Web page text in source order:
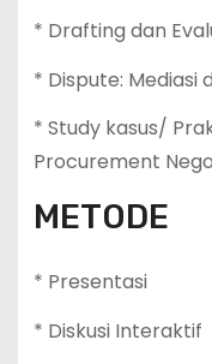
* Drafting dan
* Dispute: Mediasi
* Study kasus/
Procurement
METODE
* Presentasi
* Diskusi Interaktif